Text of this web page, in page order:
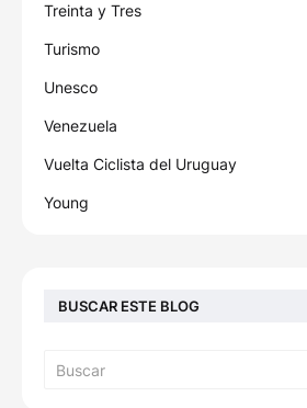
Treinta y Tres
Turismo
Unesco
Venezuela
Vuelta Ciclista del Uruguay
Young
BUSCAR ESTE BLOG